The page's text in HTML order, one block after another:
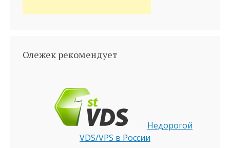
Олежек рекомендует
Недорогой
VDS/VPS в России